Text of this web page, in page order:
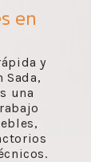
en
y
Sada,
una